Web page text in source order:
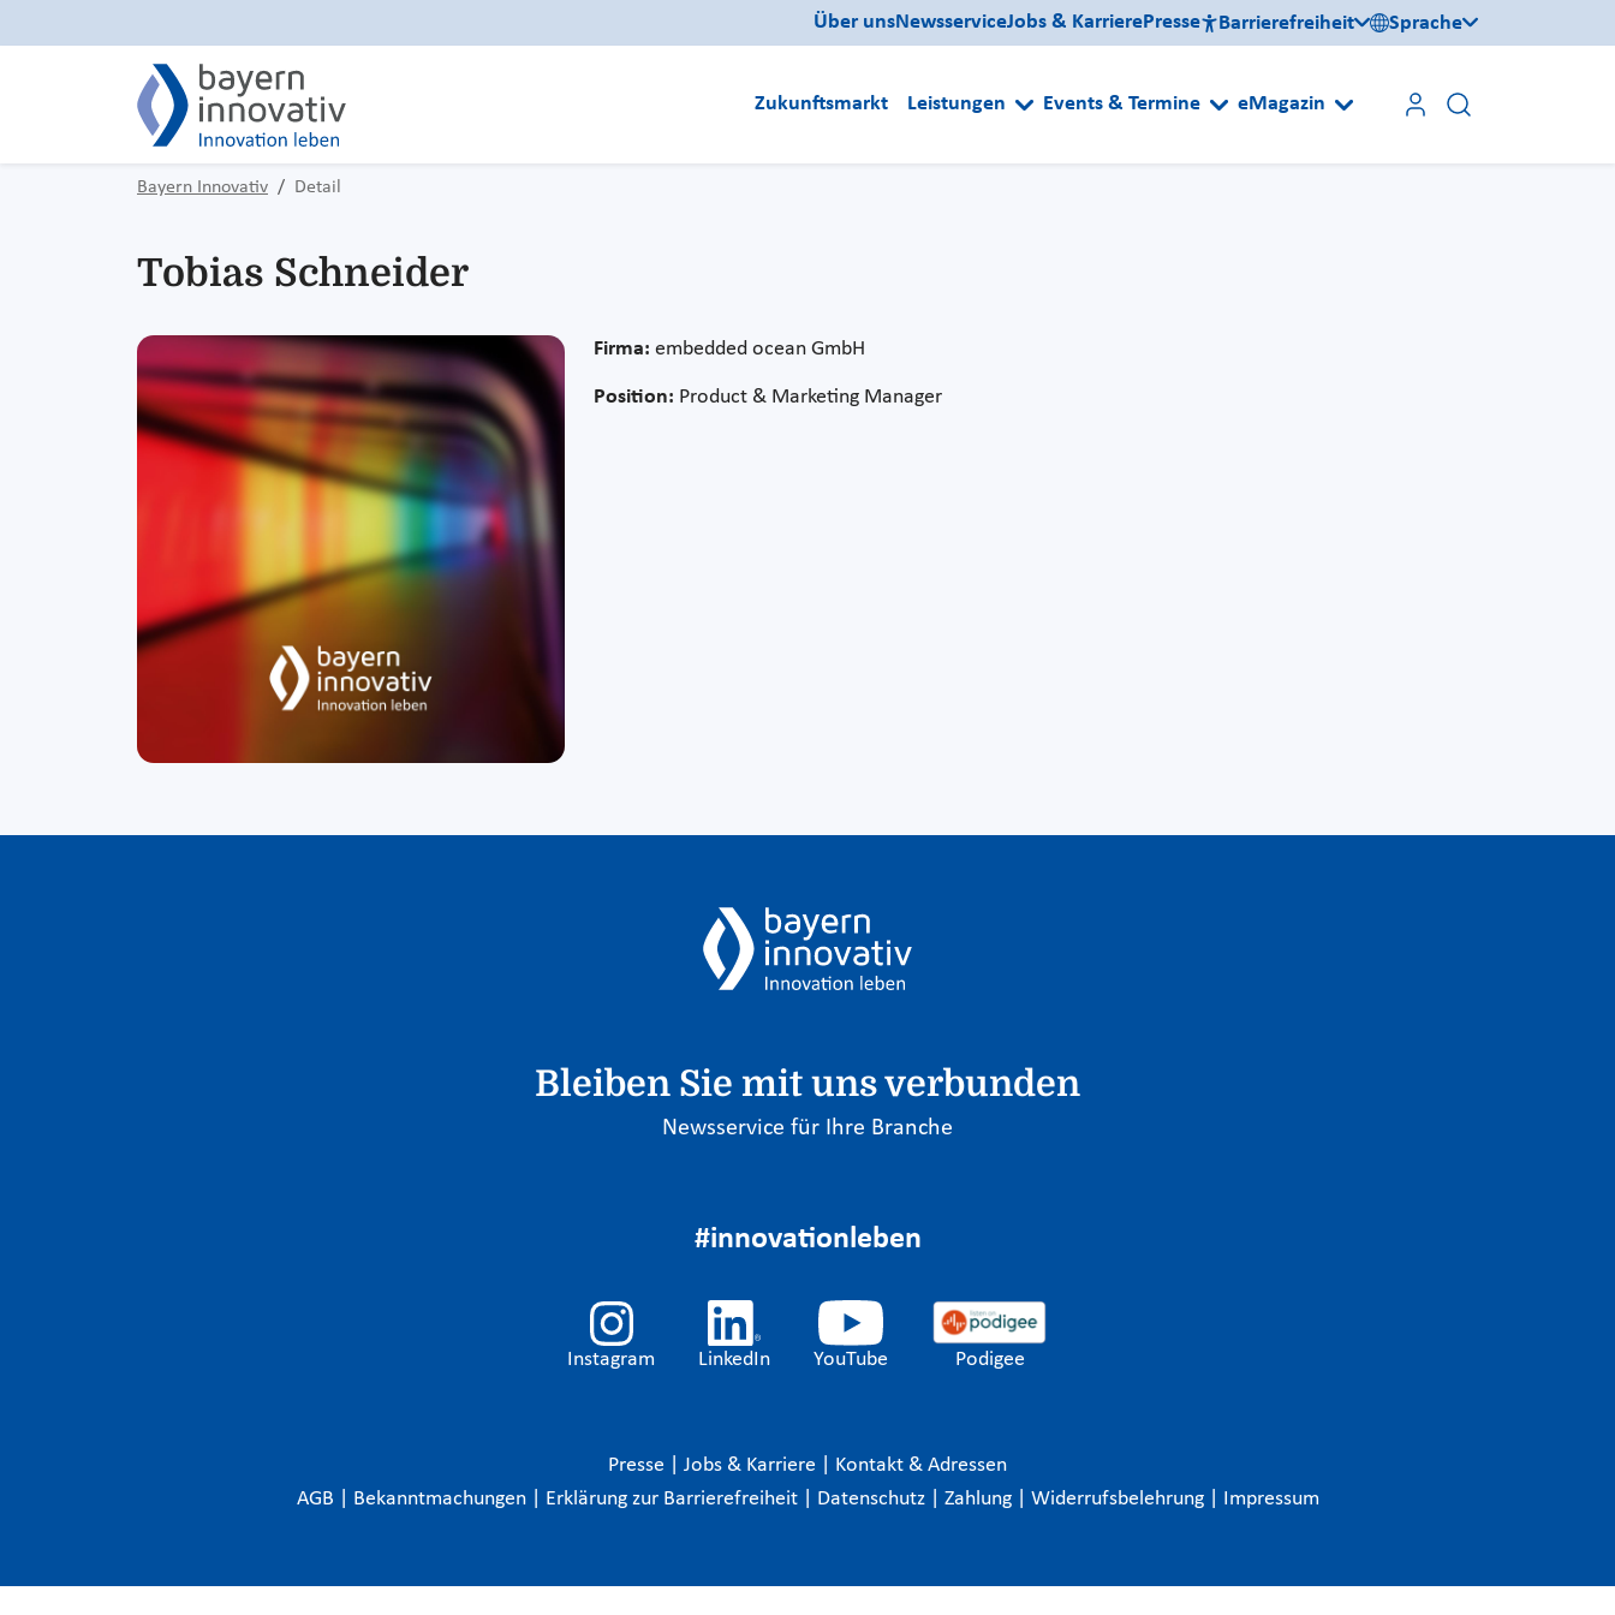
Über unsNewsserviceJobs & KarrierePresse Barrierefreiheit Sprache
Zukunftsmarkt Leistungen Events & Termine eMagazin
Bayern Innovativ Detail
Tobias Schneider
Firma: embedded ocean GmbH
Position: Product & Marketing Manager
Bleiben Sie mit uns verbunden
Newsservice für Ihre Branche
#innovationleben
Instagram LinkedIn YouTube Podigee
Presse Jobs & Karriere
Kontakt & Adressen
AGB
Bekanntmachungen Erklärung zur Barrierefreiheit Datenschutz Zahlung Widerrufsbelehrung Impressum